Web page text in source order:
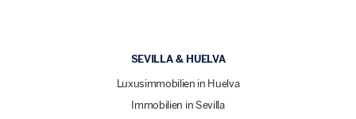
SEVILLA & HUELVA
Luxusimmobilien in Huelva
Immobilien in Sevilla